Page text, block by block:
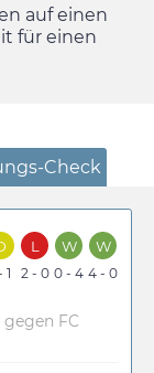
auf einen
für einen
Check
1
L
2 - 0
W
0 - 4
W
4 - 0
FC